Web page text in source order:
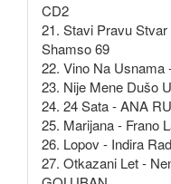
CD2
21. Stavi Pravu
Shamso 69
22. Vino Na Usnama
23. Nije Mene Dušo
24. 24 Sata - ANA
25. Marijana - Frano
26. Lopov - Indira
27. Otkazani Let -